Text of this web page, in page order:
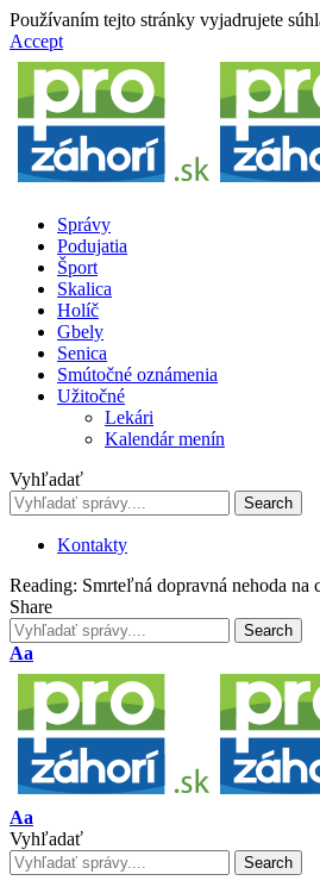
Používaním tejto stránky vyjadrujete
Accept
Správy
Podujatia
Šport
Skalica
Holíč
Gbely
Senica
Smútočné oznámenia
Užitočné
Lekári
Kalendár menín
Vyhľadať
Kontakty
Reading: Smrteľná dopravná nehoda na
Share
Font
Resizer
Aa
Font
Resizer
Aa
Vyhľadať